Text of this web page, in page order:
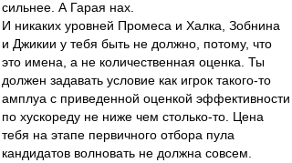
сильнее. А Гарая нах.
И никаких уровней Промеса и Халка, Зобнина
и Джикии у тебя быть не должно, потому, что
это имена, а не количественная оценка. Ты
должен задавать условие как игрок такого-то
амплуа с приведенной оценкой эффективности
по хускореду не ниже чем столько-то. Цена
тебя на этапе первичного отбора пула
кандидатов волновать не должна совсем.